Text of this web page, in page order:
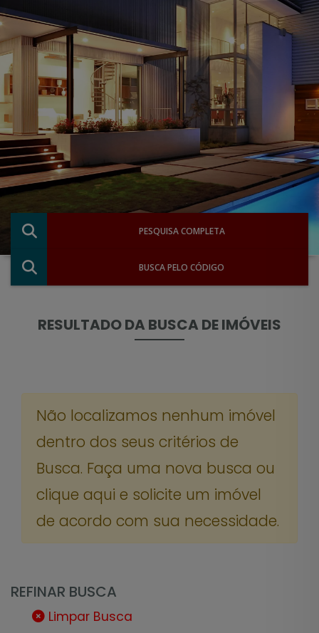
PESQUISA COMPLETA
BUSCA PELO CÓDIGO
RESULTADO DA BUSCA DE IMÓVEIS
Não localizamos nenhum imóvel
dentro dos seus critérios de
Busca. Faça uma nova busca ou
clique aqui e solicite um imóvel
de acordo com sua necessidade.
REFINAR BUSCA
Limpar Busca